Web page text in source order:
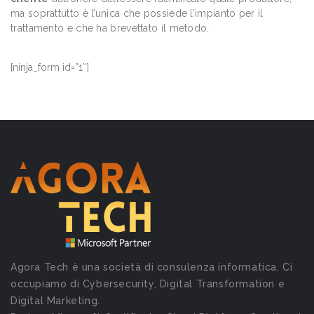
ma soprattutto è l’unica che possiede l’impianto per il
trattamento e che ha brevettato il metodo.
[ninja_form id=”1″]
Agora Tech è una società di consulenza informatica. Ci
occupiamo di Cybersecurity, Digital Transformation e
Digital Marketing.